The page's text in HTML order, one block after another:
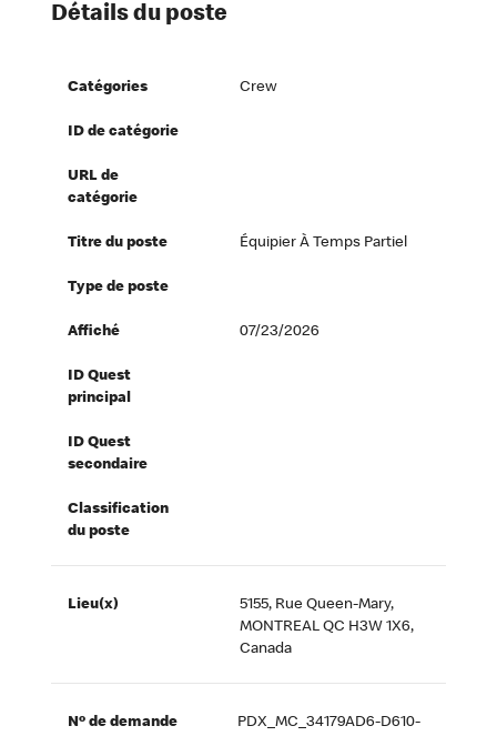
Détails du poste
Catégories Crew
ID de catégorie
URL de
catégorie
Titre du poste Équipier À Temps Partiel
Type de poste
Affiché 07/23/2026
ID Quest
principal
ID Quest
secondaire
Classification
du poste
Lieu(x)
5155, Rue Queen-Mary,
MONTREAL QC H3W 1X6,
Canada
Nº de demande
PDX_MC_34179AD6-D610-